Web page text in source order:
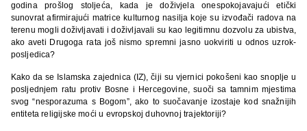
godina prošlog stoljeća, kada je doživjela onespokojavajući etički
sunovrat afirmirajući matrice kulturnog nasilja koje su izvođači radova na
terenu mogli doživljavati i doživljavali su kao legitimnu dozvolu za ubistva,
ako aveti Drugoga rata još nismo spremni jasno uokviriti u odnos uzrok-
posljedica?
Kako da se Islamska zajednica (IZ), čiji su vjernici pokošeni kao snoplje u
posljednjem ratu protiv Bosne i Hercegovine, suoči sa tamnim mjestima
svog “nesporazuma s Bogom”, ako to suočavanje izostaje kod snažnijih
entiteta religijske moći u evropskoj duhovnoj trajektoriji?